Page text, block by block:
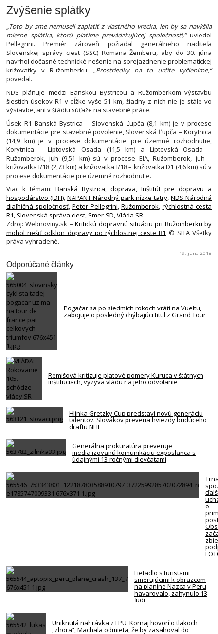
Zvýšenie splátky
„Toto by sme nemuseli zaplatiť z vlastného vrecka, len by sa navýšila
mierne splátka, ktorú platíme prevádzkujúcej spoločnosti,“uviedol
Pellegrini. Premiér zároveň požiadal generálneho riaditeľa
Slovenskej správy ciest (SSC) Romana Žemberu, aby do 30. júna
navrhol dočasné technické riešenie na sprejazdnenie problematickej
križovatky v Ružomberku. „Prostriedky na to určite vyčleníme,“
povedal.
NDS plánuje medzi Banskou Bystricou a Ružomberkom výstavbu
šiestich úsekov R1 v dĺžke vyše 51 km, žiadny z nich nie je stále vo
výstavbe, ani v štádiu súťaže na stavebné práce.
Úsek R1 Banská Bystrica – Slovenská Ľupča (8,1 km) je v procese
dokumentácie pre stavebné povolenie, Slovenská Ľupča – Korytnica
(14,9 km) je v procese dokumentácie pre územné rozhodnutie,
Korytnica – Liptovská Osada (11,5 km) a Liptovská Osada –
Ružomberok, juh (9,51 km) sú v procese EIA, Ružomberok, juh –
križovatka I/18 (2,73 km) a križovatka I/18 – križovatka D1 (4,6 km) sú v
procese dokumentácie pre územné rozhodnutie.
Viac k témam: Banská Bystrica, doprava, Inštitút pre dopravu a
hospodárstvo (IDH), NAPANT Národný park nízke tatry,NDS Národná
diaľničná spoločnosť, Peter Pellegrini, Ružomberok, rýchlostná cesta
R1, Slovenská správa ciest, Smer-SD,Vláda SR
Zdroj: Webnoviny.sk –Kritickú dopravnú situáciu pri Ružomberku by
mohol riešiť odklon dopravy po rýchlostnej ceste R1 © SITA Všetky
práva vyhradené.
19. júna 2018
Odporúčané články
Pogačar sa po siedmich rokoch vráti na Vueltu,
zabojuje o posledný chýbajúci titul z Grand Tour
Remišová kritizuje platové pomery Kuruca v štátnych
inštitúciách, vyzýva vládu na jeho odvolanie
Hlinka Gretzky Cup predstaví novú generáciu
talentov. Slovákov preveria hviezdy budúceho
draftu NHL
Generálna prokuratúra preveruje
medializovanú komunikáciu exposlanca s
údajnými 13-ročnými dievčatami
o
Lietadlo s turistami
smerujúcimi k obrazcom
na planine Nazca v Peru
havarovalo, zahynulo 13
ľudí
Uniknutá nahrávka z FPU: Kornaj hovorí o tlakoch
„zhora“, Machala odmieta, že by zasahoval do